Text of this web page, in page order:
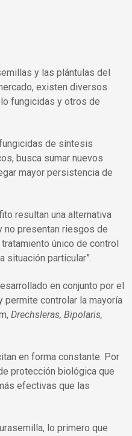
y las plántulas del
existen diversos
fungicidas y otros de
de síntesis
busca sumar nuevos
mayor persistencia de
resultan una alternativa
no presentan riesgos de
único de control
situación particular”.
en conjunto por el
permite controlar la mayoría
Drechsleras, Bipolaris,
en forma constante. Por
protección biológica que
efectivas que las
lo primero que